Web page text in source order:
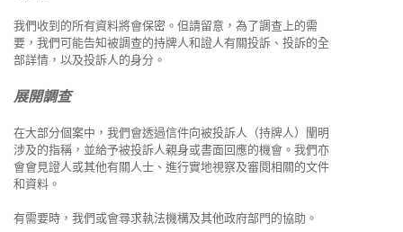
我們收到的所有資料將會保密。但請留意，為了調查上的需
要，我們可能告知被調查的持牌人和證人有關投訴、投訴的全
部詳情，以及投訴人的身分。
展開調查
在大部分個案中，我們會透過信件向被投訴人（持牌人）闡明
涉及的指稱，並給予被投訴人親身或書面回應的機會。我們亦
會會見證人或其他有關人士、進行實地視察及審閱相關的文件
和資料。
有需要時，我們或會尋求執法機構及其他政府部門的協助。